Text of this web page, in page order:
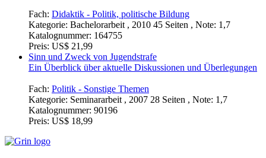
Fach: Didaktik - Politik, politische Bildung
Kategorie: Bachelorarbeit , 2010 45 Seiten , Note: 1,7
Katalognummer: 164755
Preis: US$ 21,99
Sinn und Zweck von Jugendstrafe
Ein Überblick über aktuelle Diskussionen und Überlegungen
Fach: Politik - Sonstige Themen
Kategorie: Seminararbeit , 2007 28 Seiten , Note: 1,7
Katalognummer: 90196
Preis: US$ 18,99